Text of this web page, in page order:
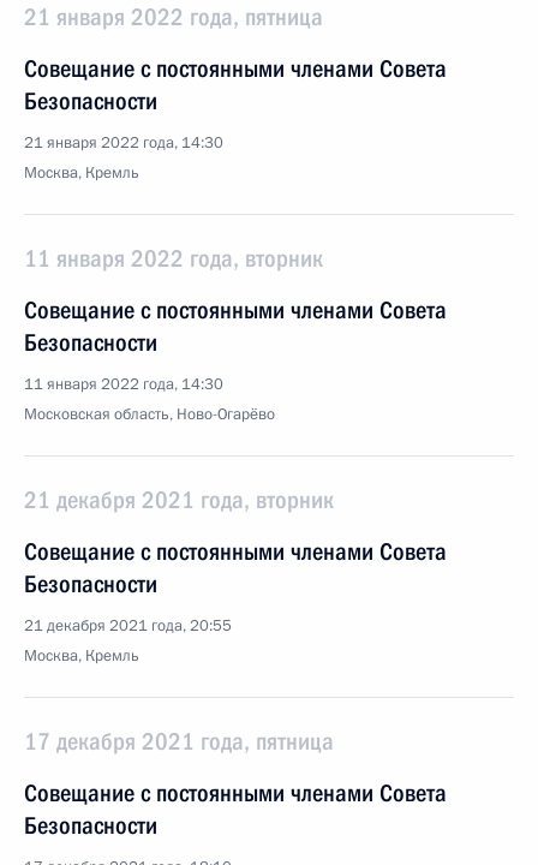
21 января 2022 года, пятница
Совещание с постоянными членами Совета
Безопасности
21 января 2022 года, 14:30
Москва, Кремль
11 января 2022 года, вторник
Совещание с постоянными членами Совета
Безопасности
11 января 2022 года, 14:30
Московская область, Ново-Огарёво
21 декабря 2021 года, вторник
Совещание с постоянными членами Совета
Безопасности
21 декабря 2021 года, 20:55
Москва, Кремль
17 декабря 2021 года, пятница
Совещание с постоянными членами Совета
Безопасности